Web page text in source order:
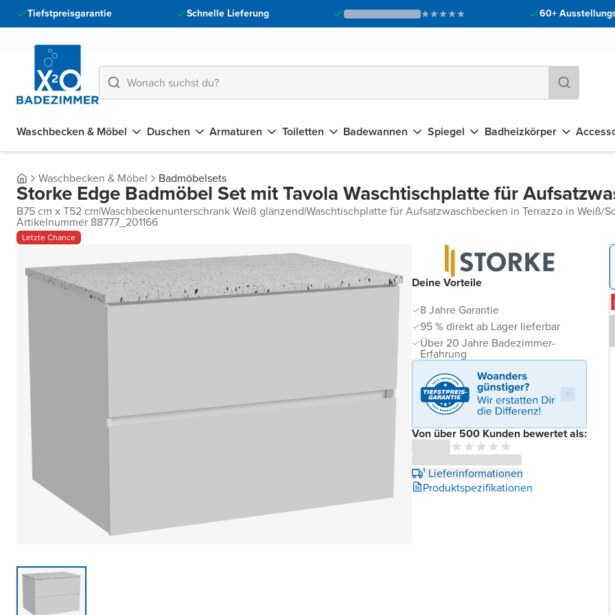
Tiefstpreisgarantie Schnelle Lieferung 60+
Waschbecken & Möbel Duschen Armaturen Toiletten Badewannen Spiegel Badheizkörper
Waschbecken & Möbel Badmöbelsets
Storke Edge Badmöbel Set mit Tavola Waschtischplatte für
B75 cm x T52 cm|Waschbeckenunterschrank Weiß glänzend|Waschtischplatte für Aufsatzwaschbecken in Terrazzo in Weiß/
Artikelnummer 88777_201166
Letzte Chance
Deine Vorteile
8 Jahre Garantie
95 % direkt ab Lager lieferbar
Über 20 Jahre Badezimmer-
Erfahrung
Von über 500 Kunden bewertet als:
¹ Lieferinformationen
Produktspezifikationen